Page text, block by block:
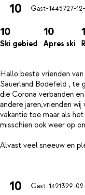
10 Gast-1445727-
10
Ski gebied
10
Apres ski
Hallo beste vrienden
Sauerland Bodefeld , te
die Corona verbanden
andere jaren,vrienden
vakantie toe maar als
misschien ook weer op
Alvast veel sneeuw en
10 Gast-1421329-